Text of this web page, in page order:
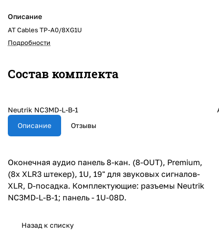
Описание
AT Cables TP-A0/8XG1U
Подробности
Состав комплекта
Neutrik NC3MD-L-B-1
Описание
Отзывы
Оконечная аудио панель 8-кан. (8-OUT), Premium,
(8x XLR3 штекер), 1U, 19" для звуковых сигналов-
XLR, D-посадка. Комплектующие: разъемы Neutrik
NC3MD-L-B-1; панель - 1U-08D.
Назад к списку